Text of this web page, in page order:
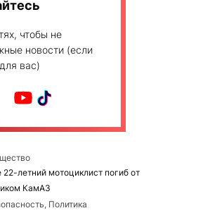
чтобы не
новости (если
вас)
летний мотоциклист погиб от
КамАЗ
Политика